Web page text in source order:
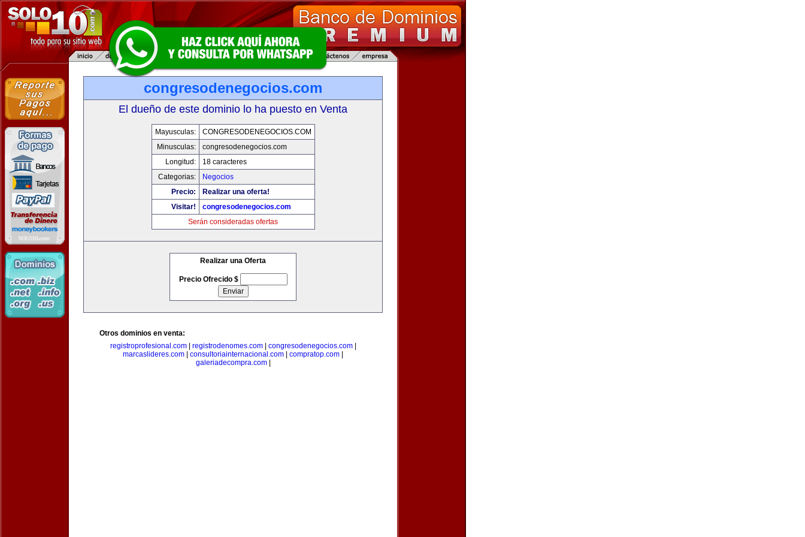
congresodenegocios.com
El dueño de este dominio lo ha puesto en Venta
Mayusculas:
CONGRESODENEGOCIOS.COM
Minusculas:
congresodenegocios.com
Longitud:
18 caracteres
Categorias:
Negocios
Precio:
Realizar una oferta!
Visitar!
congresodenegocios.com
Serán consideradas ofertas
Realizar una Oferta
Precio Ofrecido $
Otros dominios en venta:
registroprofesional.com| registrodenomes.com| congresodenegocios.com|
marcaslideres.com
consultoriainternacional.com compratop.com
galeriadecompra.com|